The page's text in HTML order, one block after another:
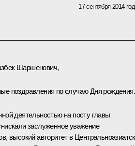
17 сентября 2014
Шаршенович,
поздравления по случаю Дня рождения.
деятельностью на посту главы
заслуженное уважение
высокий авторитет в